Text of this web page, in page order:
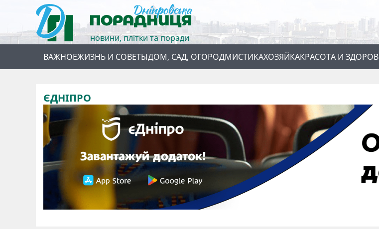
новини, плітки та поради
ВАЖНОЕЖИЗНЬ И СОВЕТЫДОМ, САД, ОГОРОДМИСТИКАХОЗЯЙКАКРАСОТА И
ЄДНІПРО